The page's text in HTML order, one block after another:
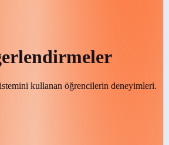
kullanan öğrencilerin deneyimleri.